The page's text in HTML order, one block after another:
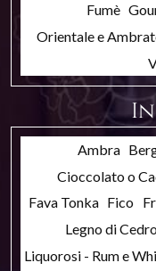
Fumè
Orientale e
Ambra
Cioccolato o
Fava Tonka Fico
Legno di
Liquorosi - Rum e